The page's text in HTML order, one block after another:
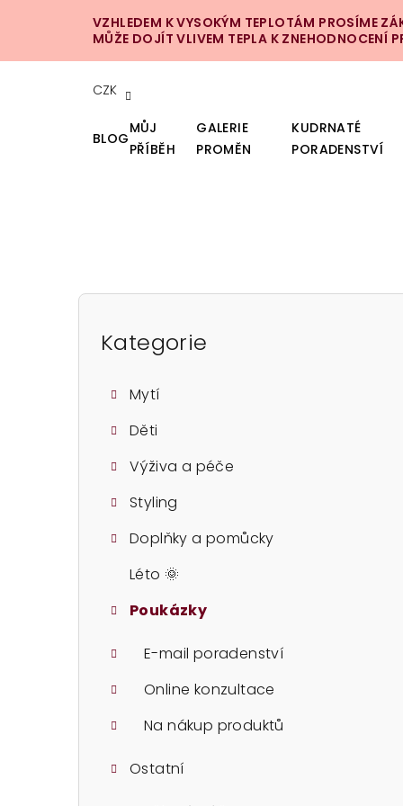
VZHLEDEM K VYSOKÝM TEPLOTÁM PROSÍME
MŮŽE DOJÍT VLIVEM TEPLA K ZNEHODNOCENÍ
CZK
BLOG
MŮJ
PŘÍBĚH
GALERIE
PROMĚN
KUDRNATÉ
PORADENSTVÍ
P
Přeskočit
kategorie
Kategorie
Mytí
Děti
Výživa a péče
Styling
Doplňky a pomůcky
Léto 🌞
Poukázky
E-mail poradenství
Online konzultace
Na nákup produktů
Ostatní